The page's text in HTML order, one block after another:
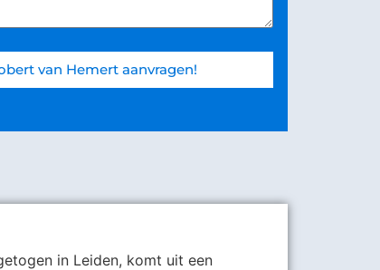
van Hemert aanvragen!
in Leiden, komt uit een